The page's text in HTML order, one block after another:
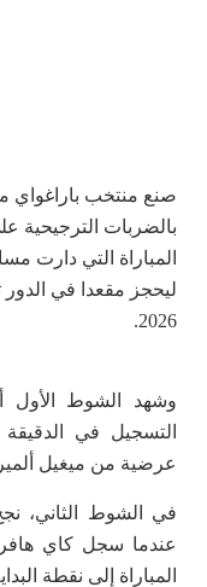
صنع منتخب باراغواي
المباراة التي دارت
ليحجز مقعدا في الدور
2026.
وشهد الشوط الأول
عرضية من ميغيل
في الشوط الثاني،
المباراة إلى نقطة